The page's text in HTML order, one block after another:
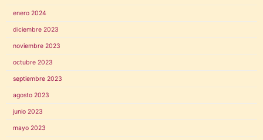
enero 2024
diciembre 2023
noviembre 2023
octubre 2023
septiembre 2023
agosto 2023
junio 2023
mayo 2023